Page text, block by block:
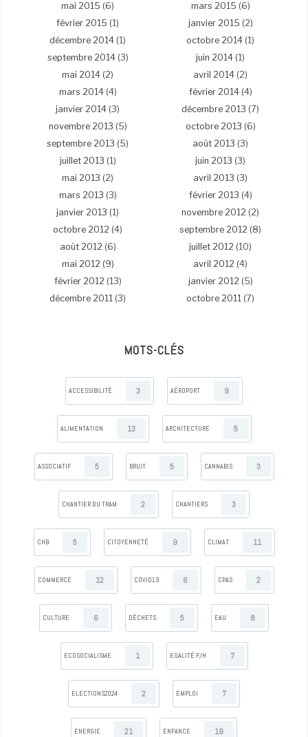
mai 2015 (6) mars 2015 (6)
février 2015 (1) janvier 2015 (2)
décembre 2014 (1) octobre 2014 (1)
septembre 2014(3) juin 2014 (1)
mai 2014 (2) avril 2014 (2)
mars 2014(4) février 2014(4)
janvier 2014 (3) décembre 2013 (7)
novembre 2013 (5) octobre 2013 (6)
septembre 2013 (5) août 2013 (3)
juillet 2013 (1) juin 2013 (3)
mai 2013 (2) avril 2013 (3)
mars 2013 (3) février 2013 (4)
janvier 2013 (1) novembre 2012 (2)
octobre 2012 (4) septembre 2012 (8)
août 2012 (6) juillet 2012 (10)
mai 2012 (9) avril 2012 (4)
février 2012 (13) janvier 2012 (5)
décembre 2011 (3) octobre 2011 (7)
MOTS-CLÉS
ACCESSIBILITÉ 3 AÉROPORT 9
ALIMENTATION 13 ARCHITECTURE 5
ASSOCIATIF 5 BRUIT 5 CANNABIS 3
CHANTIER DU TRAM 2 CHANTIERS 3
CHB 5 CITOYENNETÉ 9 CLIMAT 11
COMMERCE 12 COVID19 6 CPAS 2
CULTURE 6 DÉCHETS 5 EAU 8
ECOSOCIALISME 1 EGALITÉ F/H 7
ELECTIONS2024 2 EMPLOI 7
ENERGIE 21 ENFANCE 19